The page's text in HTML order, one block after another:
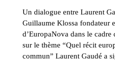
Un dialogue entre Laurent
Guillaume Klossa fondateur
d’EuropaNova dans le
sur le thème “Quel récit
commun” Laurent Gaudé a